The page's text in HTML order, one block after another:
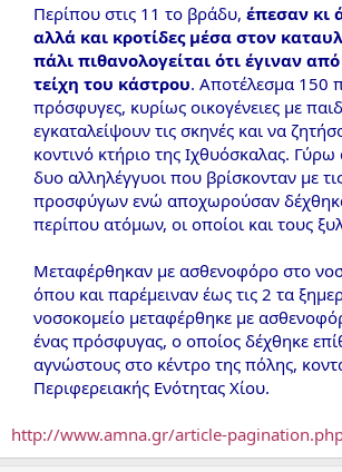
Περίπου στις 11 το βράδυ, έπεσαν κι
αλλά και κροτίδες μέσα στον
πάλι πιθανολογείται ότι έγιναν
τείχη του κάστρου. Αποτέλεσμα 150
πρόσφυγες, κυρίως οικογένειες με
εγκαταλείψουν τις σκηνές και να
κοντινό κτήριο της Ιχθυόσκαλας.
δυο αλληλέγγυοι που βρίσκονταν με
προσφύγων ενώ αποχωρούσαν
περίπου ατόμων, οι οποίοι και τους
Μεταφέρθηκαν με ασθενοφόρο στο
όπου και παρέμειναν έως τις 2 τα
νοσοκομείο μεταφέρθηκε με
ένας πρόσφυγας, ο οποίος δέχθηκε
αγνώστους στο κέντρο της πόλης,
Περιφερειακής Ενότητας Χίου.
http://www.amna.gr/article-